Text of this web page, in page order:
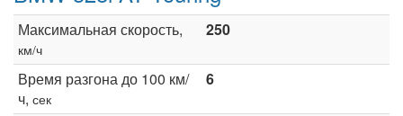
Максимальная скорость,
км/ч
250
Время разгона до 100 км/
ч, сек
6